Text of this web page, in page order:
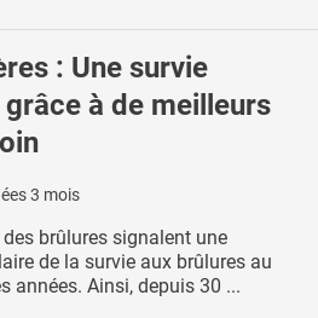
: Une survie
à de meilleurs
3 mois
brûlures signalent une
de la survie aux brûlures au
années. Ainsi, depuis 30 ...